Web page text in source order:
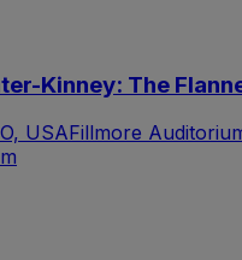
Kinney: The
USAFillmore